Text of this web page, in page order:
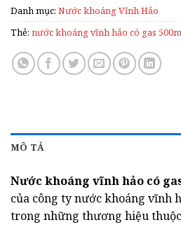
Danh mục: Nước khoáng Vĩnh Hảo
Thẻ: nước khoáng vĩnh hảo có gas
MÔ TẢ
Nước khoáng vĩnh hảo có
của công ty nước khoáng vĩnh
trong những thương hiệu